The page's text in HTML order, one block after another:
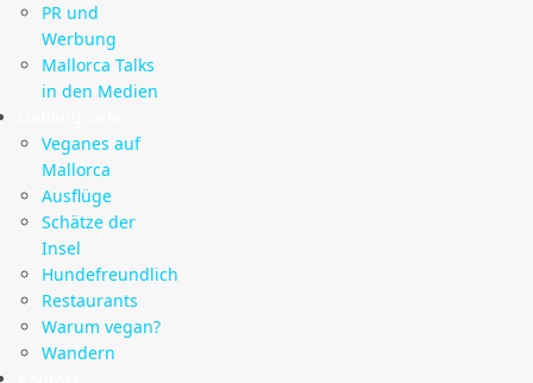
PR und
Werbung
Mallorca Talks
in den Medien
Veganes auf
Mallorca
Ausflüge
Schätze der
Insel
Hundefreundlich
Restaurants
Warum vegan?
Wandern